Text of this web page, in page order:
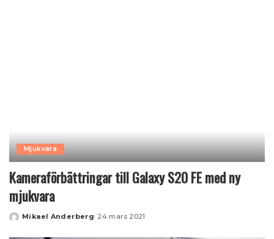
Mjukvara
Kameraförbättringar till Galaxy S20 FE med ny
mjukvara
Posted
Mikael Anderberg 24 mars 2021